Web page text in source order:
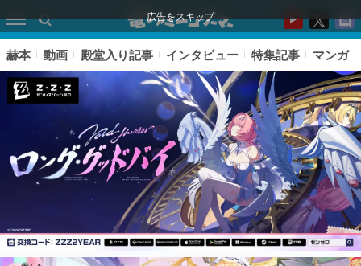
広告をスキップ
赫本 動画 殿堂入り記事 インタビュー 特集記事 マンガ